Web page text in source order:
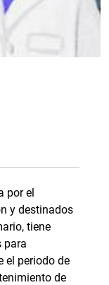
por el
y destinados
tiene
para
el periodo de
de